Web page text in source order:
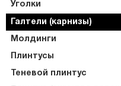
Уголки
Галтели (карнизы)
Молдинги
Плинтусы
Теневой плинтус